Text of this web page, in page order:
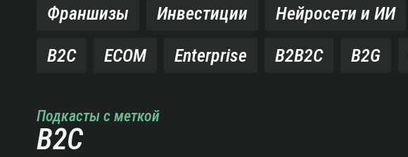
Франшизы
Инвестиции Нейросети и ИИ
B2C
ECOM Enterprise B2B2C B2G
Подкасты с меткой
B2C